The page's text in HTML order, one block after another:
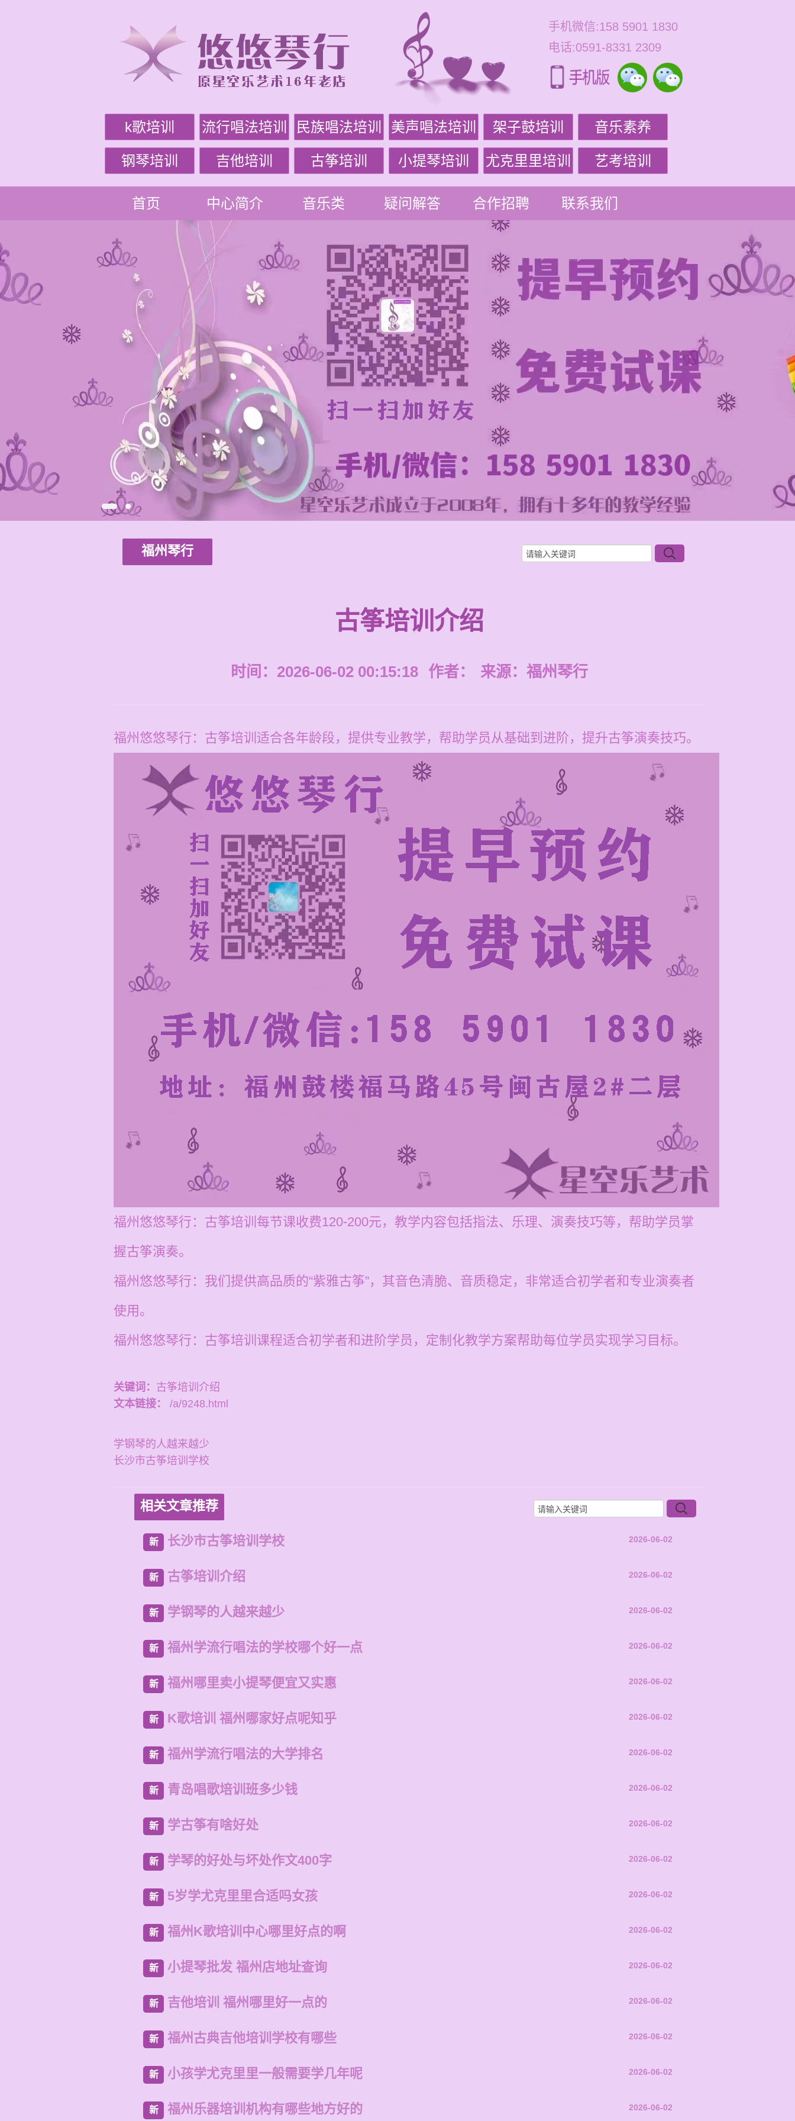
手机微信:158 5901 1830
电话:0591-8331 2309
k歌培训 流行唱法培训 民族唱法培训 美声唱法培训 架子鼓培训 音乐素养
钢琴培训 吉他培训 古筝培训 小提琴培训 尤克里里培训 艺考培训
首页 中心简介 音乐类 疑问解答 合作招聘 联系我们
福州琴行
古筝培训介绍
时间：2026-06-02 00:15:18 作者： 来源： 福州琴行
福州悠悠琴行：古筝培训适合各年龄段，提供专业教学，帮助学员从基础到进阶，提升古筝演奏技巧。
福州悠悠琴行：古筝培训每节课收费120-200元，教学内容包括指法、乐理、演奏技巧等，帮助学员掌
握古筝演奏。
福州悠悠琴行：我们提供高品质的“紫雅古筝”，其音色清脆、音质稳定，非常适合初学者和专业演奏者
使用。
福州悠悠琴行：古筝培训课程适合初学者和进阶学员，定制化教学方案帮助每位学员实现学习目标。
关键词： 古筝培训介绍
文本链接：
/a/9248.html
学钢琴的人越来越少
长沙市古筝培训学校
相关文章推荐
新 长沙市古筝培训学校 2026-06-02
新 古筝培训介绍 2026-06-02
新 学钢琴的人越来越少 2026-06-02
新 福州学流行唱法的学校哪个好一点 2026-06-02
新 福州哪里卖小提琴便宜又实惠 2026-06-02
新 K歌培训 福州哪家好点呢知乎 2026-06-02
新 福州学流行唱法的大学排名 2026-06-02
新 青岛唱歌培训班多少钱 2026-06-02
新 学古筝有啥好处 2026-06-02
新 学琴的好处与坏处作文400字 2026-06-02
新 5岁学尤克里里合适吗女孩 2026-06-02
新 福州K歌培训中心哪里好点的啊 2026-06-02
新 小提琴批发 福州店地址查询 2026-06-02
新 吉他培训 福州哪里好一点的 2026-06-02
新 福州古典吉他培训学校有哪些 2026-06-02
新 小孩学尤克里里一般需要学几年呢 2026-06-02
新 福州乐器培训机构有哪些地方好的 2026-06-02